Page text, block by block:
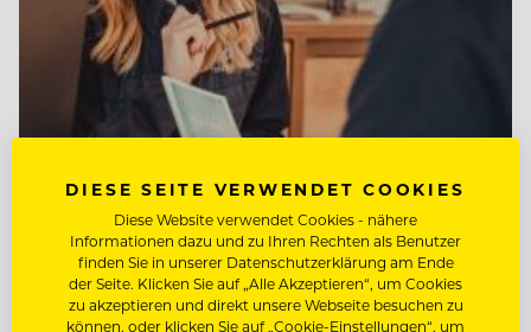
Tirol Lodge Ellmau
6352 Ellmau, Österreich
DIESE SEITE VERWENDET COOKIES
Diese Website verwendet Cookies - nähere
Informationen dazu und zu Ihren Rechten als Benutzer
finden Sie in unserer Datenschutzerklärung am Ende
der Seite. Klicken Sie auf „Alle Akzeptieren“, um Cookies
zu akzeptieren und direkt unsere Webseite besuchen zu
können, oder klicken Sie auf „Cookie-Einstellungen“, um